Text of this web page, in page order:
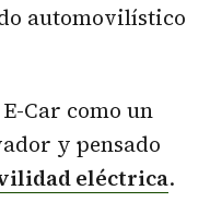
automovilístico
Car como un
y pensado
eléctrica.